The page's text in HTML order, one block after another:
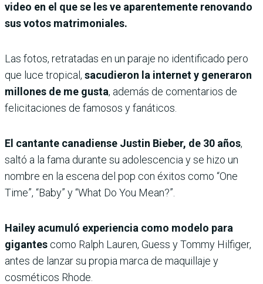
video en el que se les ve aparentemente renovando
sus votos matrimoniales.
Las fotos, retratadas en un paraje no identificado pero
que luce tropical, sacudieron la internet y generaron
millones de me gusta, además de comentarios de
felicitaciones de famosos y fanáticos.
El cantante canadiense Justin Bieber, de 30 años,
saltó a la fama durante su adolescencia y se hizo un
nombre en la escena del pop con éxitos como “One
Time”, “Baby” y “What Do You Mean?”.
Hailey acumuló experiencia como modelo para
gigantes como Ralph Lauren, Guess y Tommy Hilfiger,
antes de lanzar su propia marca de maquillaje y
cosméticos Rhode.